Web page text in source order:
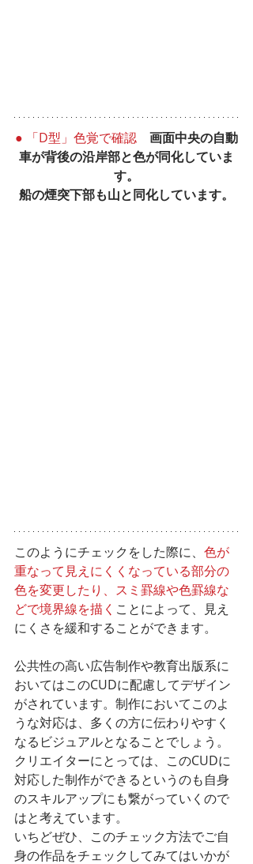
● 「D型」色覚で確認 画面中央の自動
車が背後の沿岸部と色が同化していま
す。
船の煙突下部も山と同化しています。
このようにチェックをした際に、 色が
重なって見えにくくなっている部分の
色を変更したり、スミ罫線や色罫線な
どで境界線を描く ことによって、見え
にくさを緩和することができます。
公共性の高い広告制作や教育出版系に
おいてはこのCUDに配慮してデザイン
がされています。制作においてこのよ
うな対応は、多くの方に伝わりやすく
なるビジュアルとなることでしょう。
クリエイターにとっては、このCUDに
対応した制作ができるというのも自身
のスキルアップにも繋がっていくので
はと考えています。
いちどぜひ、このチェック方法でご自
身の作品をチェックしてみてはいかが